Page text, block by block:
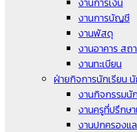
งานการบัญชี
งานพัสดุ
งานอาคาร สถ
งานทะเบียน
ฝ่ายกิจการนักเรียน
งานกิจกรรมนั
งานครูที่ปรึกษา
งานปกครองแ